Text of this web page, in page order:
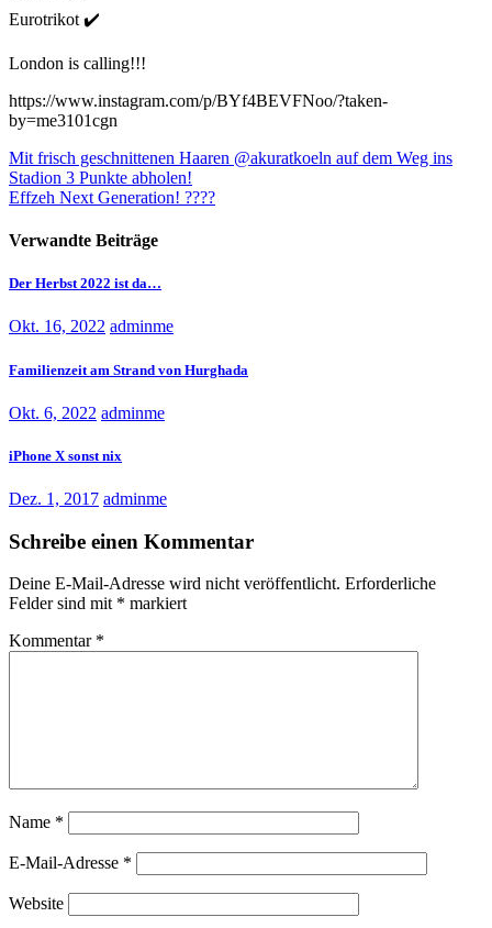
Eurotrikot ✔️
London is calling!!!
https://www.instagram.com/p/BYf4BEVFNoo/?taken-
by=me3101cgn
Beitragsnavigation
Mit frisch geschnittenen Haaren @akuratkoeln auf dem Weg ins
Stadion 3 Punkte abholen!
Effzeh Next Generation! ????
Verwandte Beiträge
Der Herbst 2022 ist da…
Okt. 16, 2022 adminme
Familienzeit am Strand von Hurghada
Okt. 6, 2022 adminme
iPhone X sonst nix
Dez. 1, 2017 adminme
Schreibe einen Kommentar
Deine E-Mail-Adresse wird nicht veröffentlicht. Erforderliche
Felder sind mit * markiert
Kommentar *
Name *
E-Mail-Adresse *
Website